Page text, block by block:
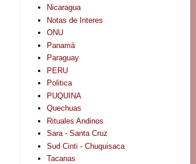
Nicaragua
Notas de Interes
ONU
Panamá
Paraguay
PERU
Politica
PUQUINA
Quechuas
Rituales Andinos
Sara - Santa Cruz
Sud Cinti - Chuquisaca
Tacanas